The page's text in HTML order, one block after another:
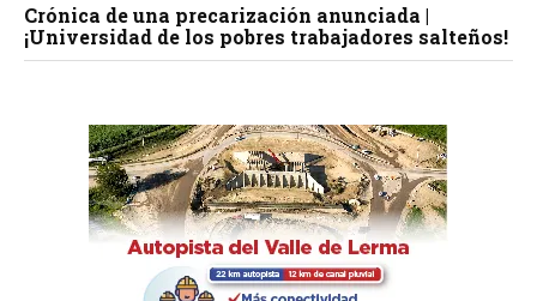
Crónica de una precarización anunciada |
¡Universidad de los pobres trabajadores salteños!